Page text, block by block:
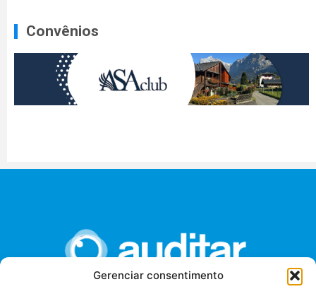
Gerenciar consentimento
Convênios